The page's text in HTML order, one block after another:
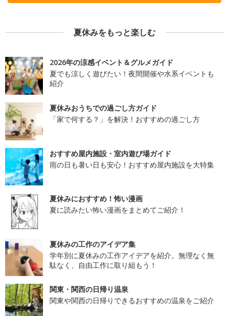
夏休みをもっと楽しむ
2026年の涼感イベント＆グルメガイド
夏でも涼しく遊びたい！夜間開催や水系イベントも
紹介
夏休みおうちでの過ごし方ガイド
「家で何する？」を解決！おすすめの過ごし方
おすすめ屋内施設・室内遊び場ガイド
雨の日も暑い日も安心！おすすめ屋内施設を大特集
夏休みにおすすめ！怖い漫画
夏に読みたい怖い漫画をまとめてご紹介！
夏休みの工作のアイデア集
学年別に夏休みの工作アイデアを紹介。無理なく無
駄なく、自由工作に取り組もう！
関東・関西の日帰り温泉
関東や関西の日帰りできるおすすめの温泉をご紹介